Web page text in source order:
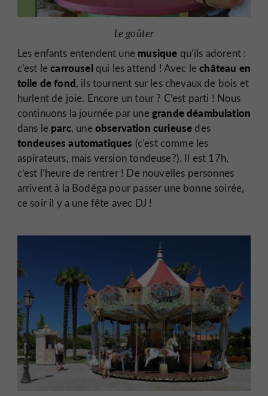
Le goûter
Les enfants entendent une musique qu’ils adorent :
c’est lecarrouselqui les attend ! Avec lechâteau en
toile de fond, ils tournent sur les chevaux de bois et
hurlent de joie. Encore un tour ? C’est parti ! Nous
continuons la journée par unegrande déambulation
dans le parc, uneobservation curieuse des
tondeuses automatiques (c'est comme les
aspirateurs, mais version tondeuse?). Il est 17h,
c’est l’heure de rentrer ! De nouvelles personnes
arrivent à la Bodéga pour passer une bonne soirée,
ce soir il y a une fête avec DJ !